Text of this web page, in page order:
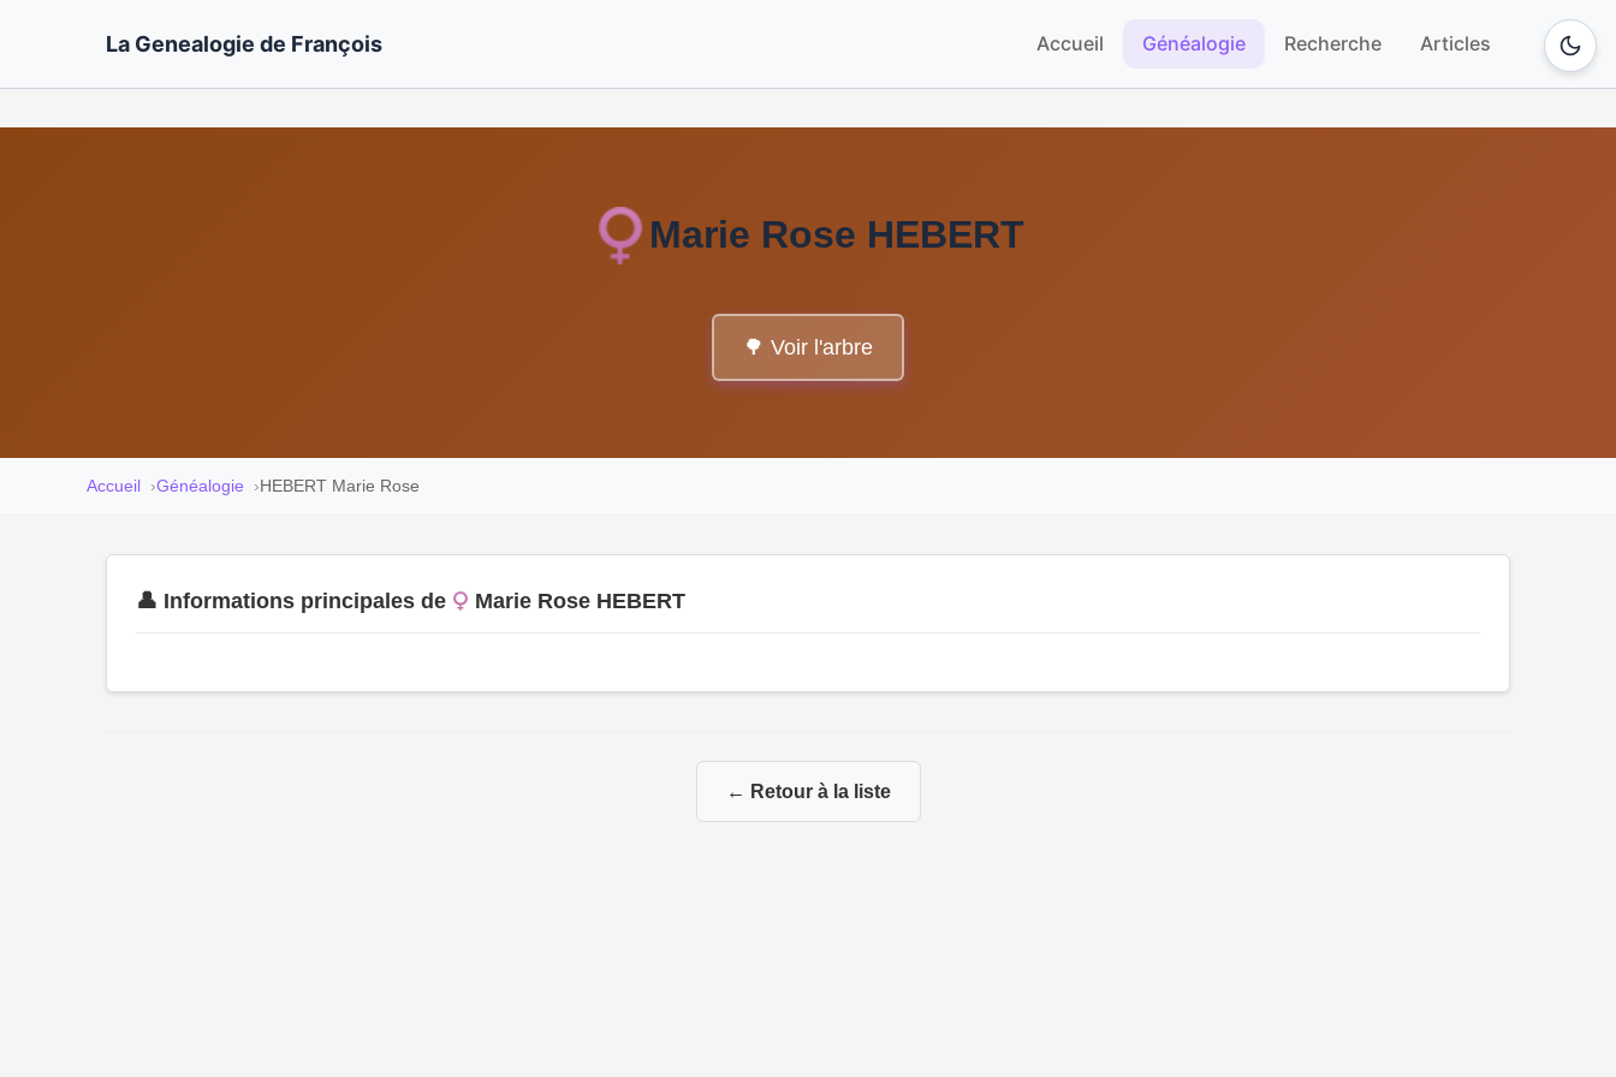
La Genealogie de François Accueil Généalogie Recherche Articles
Marie Rose HEBERT
🌳 Voir l'arbre
Accueil Généalogie HEBERT Marie Rose
👤 Informations principales de Marie Rose HEBERT
← Retour à la liste